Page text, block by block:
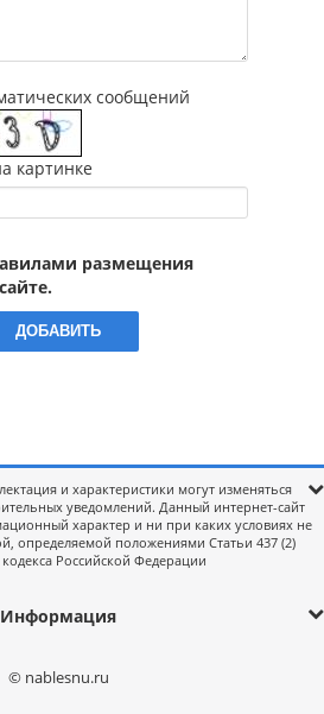
сообщений
картинке
размещения
и характеристики могут изменяться
уведомлений. Данный интернет-сайт
характер и ни при каких условиях не
определяемой положениями Статьи 437 (2)
Российской Федерации
Информация
© nablesnu.ru